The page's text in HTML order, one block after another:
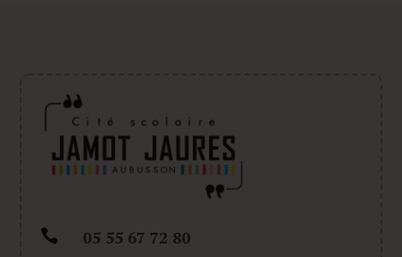
 05 55 67 72 80